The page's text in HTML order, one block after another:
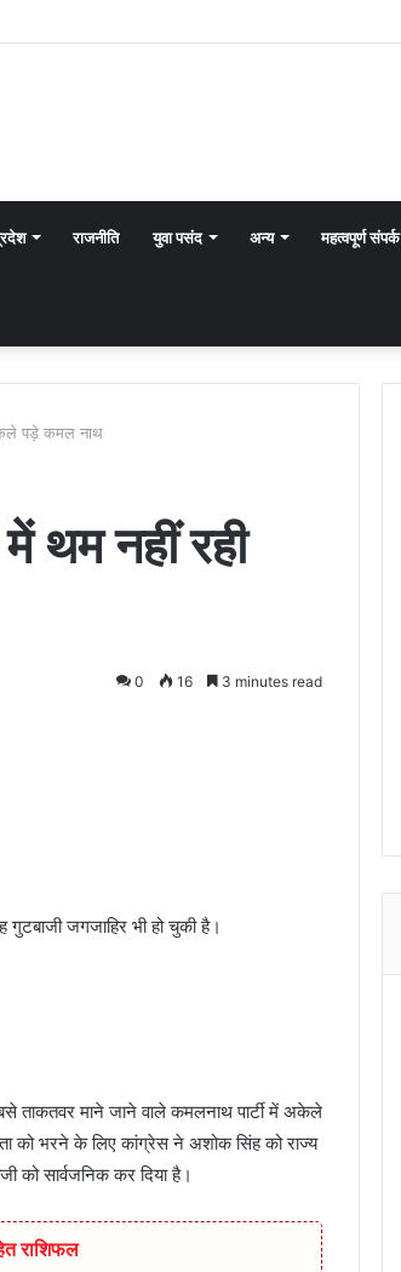
राजनीति युवा पसंद अन्य महत्वपूर्ण संपर्क
पड़े कमल नाथ
थम नहीं रही
0 16 3 minutes read
जगजाहिर भी हो चुकी है।
ताकतवर माने जाने वाले कमलनाथ पार्टी में अकेले
को भरने के लिए कांग्रेस ने अशोक सिंह को राज्य
को सार्वजनिक कर दिया है।
राशिफल